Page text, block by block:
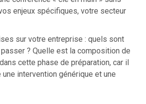
enjeux spécifiques, votre secteur
sur votre entreprise : quels sont
? Quelle est la composition de
cette phase de préparation, car il
intervention générique et une